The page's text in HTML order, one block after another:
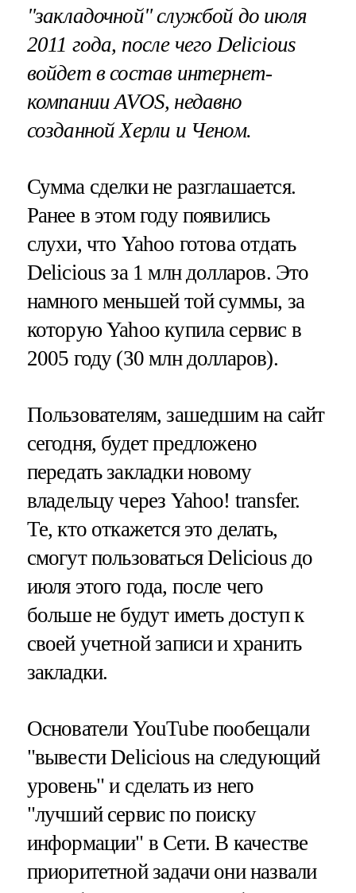
"закладочной" службой до июля
2011 года, после чего Delicious
войдет в состав интернет-
компанииAVOS, недавно
созданной Херли и Ченом.
Сумма сделки не разглашается.
Ранее в этом году появились
слухи, что Yahoo готова отдать
Delicious за 1 млн долларов. Это
намного меньшей той суммы, за
которую Yahoo купила сервис в
2005 году (30 млн долларов).
Пользователям, зашедшим на сайт
сегодня, будет предложено
передать закладки новому
владельцу через Yahoo! transfer.
Те, кто откажется это делать,
смогут пользоваться Delicious до
июля этого года, после чего
больше не будут иметь доступ к
своей учетной записи и хранить
закладки.
Основатели YouTube пообещали
"вывести Delicious на следующий
уровень" и сделать из него
"лучший сервис по поиску
информации" в Сети. В качестве
приоритетной задачи они назвали